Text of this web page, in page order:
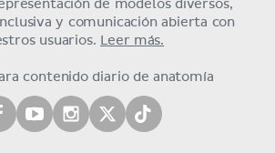
de modelos diversos,
y comunicación abierta con
usuarios.
Leer más.
contenido diario de anatomía